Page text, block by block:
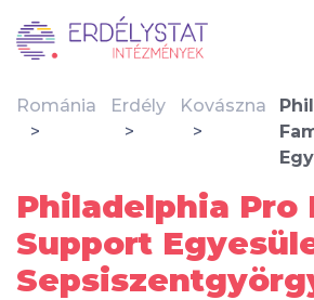
Románia Erdély Kovászna
Philadelphia Pro
Support